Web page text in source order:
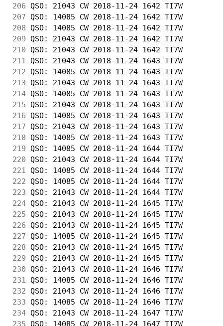
206 QSO: 21043 CW 2018-11-24 1642 TI7W
207 QSO: 14085 CW 2018-11-24 1642 TI7W
208 QSO: 14085 CW 2018-11-24 1642 TI7W
209 QSO: 21043 CW 2018-11-24 1642 TI7W
210 QSO: 21043 CW 2018-11-24 1642 TI7W
211
QSO: 21043 CW 2018-11-24 1643 TI7W
212 QSO: 14085 CW 2018-11-24 1643 TI7W
213 QSO: 21043 CW 2018-11-24 1643 TI7W
214 QSO: 14085 CW 2018-11-24 1643 TI7W
215 QSO: 21043 CW 2018-11-24 1643 TI7W
216 QSO: 14085 CW 2018-11-24 1643 TI7W
217 QSO: 21043 CW 2018-11-24 1643 TI7W
218 QSO: 14085 CW 2018-11-24 1643 TI7W
219 QSO: 14085 CW 2018-11-24 1644 TI7W
220 QSO: 21043 CW 2018-11-24 1644 TI7W
221
QSO: 14085 CW 2018-11-24 1644 TI7W
222 QSO: 14085 CW 2018-11-24 1644 TI7W
223 QSO: 21043 CW 2018-11-24 1644 TI7W
224 QSO: 21043 CW 2018-11-24 1645 TI7W
225 QSO: 21043 CW 2018-11-24 1645 TI7W
226 QSO: 21043 CW 2018-11-24 1645 TI7W
227 QSO: 14085 CW 2018-11-24 1645 TI7W
228 QSO: 21043 CW 2018-11-24 1645 TI7W
229 QSO: 21043 CW 2018-11-24 1645 TI7W
230 QSO: 21043 CW 2018-11-24 1646 TI7W
231
QSO: 14085 CW 2018-11-24 1646 TI7W
232 QSO: 21043 CW 2018-11-24 1646 TI7W
233 QSO: 14085 CW 2018-11-24 1646 TI7W
234 QSO: 21043 CW 2018-11-24 1647 TI7W
235 QSO: 14085 CW 2018-11-24 1647 TI7W